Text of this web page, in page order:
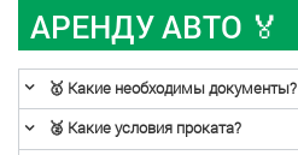
АРЕНДУ АВТО 🏅
🥇 Какие необходимы документы?
🥈 Какие условия проката?